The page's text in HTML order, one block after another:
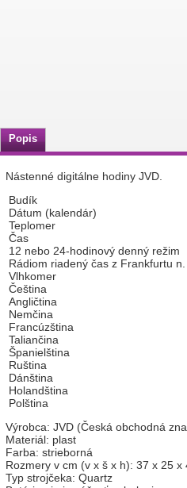
Popis
Nástenné digitálne hodiny JVD.
Budík
Dátum (kalendár)
Teplomer
Čas
12 nebo 24-hodinový denný režim
Rádiom riadený čas z Frankfurtu
Vlhkomer
Čeština
Angličtina
Nemčina
Francúzština
Taliančina
Španielština
Ruština
Dánština
Holandština
Polština
Výrobca: JVD (Česká obchodná
Materiál: plast
Farba: strieborná
Rozmery v cm (v x š x h): 37 x 25 x
Typ strojčeka: Quartz